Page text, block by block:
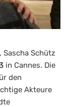
Sascha Schütz
in Cannes. Die
den
Akteure